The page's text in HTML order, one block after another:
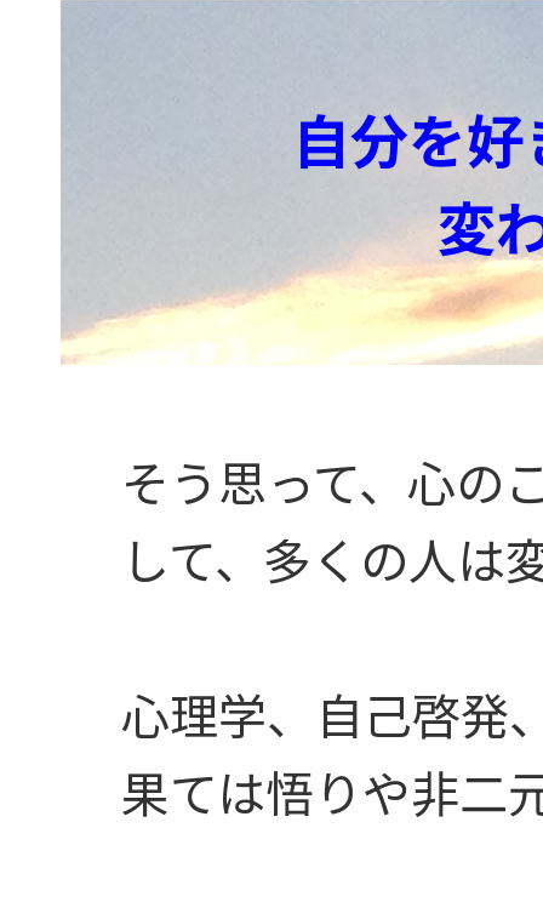
自分を
変
そう思って、心の
して、多くの人は
心理学、自己啓発
果ては悟りや非二